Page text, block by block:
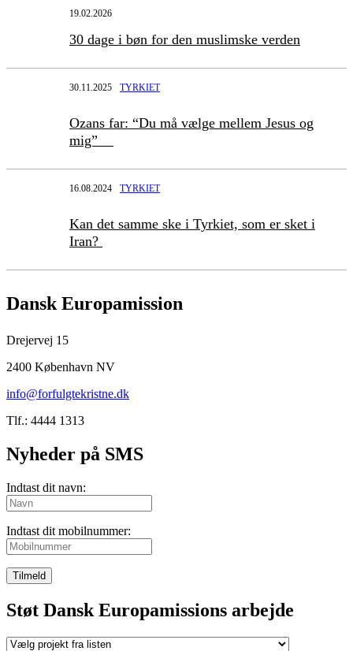
19.02.2026
30 dage i bøn for den muslimske verden
30.11.2025 TYRKIET
Ozans far: “Du må vælge mellem Jesus og
mig”
16.08.2024 TYRKIET
Kan det samme ske i Tyrkiet, som er sket i
Iran?
Dansk Europamission
Drejervej 15
2400 København NV
info@forfulgtekristne.dk
Tlf.: 4444 1313
Nyheder på SMS
Indtast dit navn:
Indtast dit mobilnummer:
Tilmeld
Støt Dansk Europamissions arbejde